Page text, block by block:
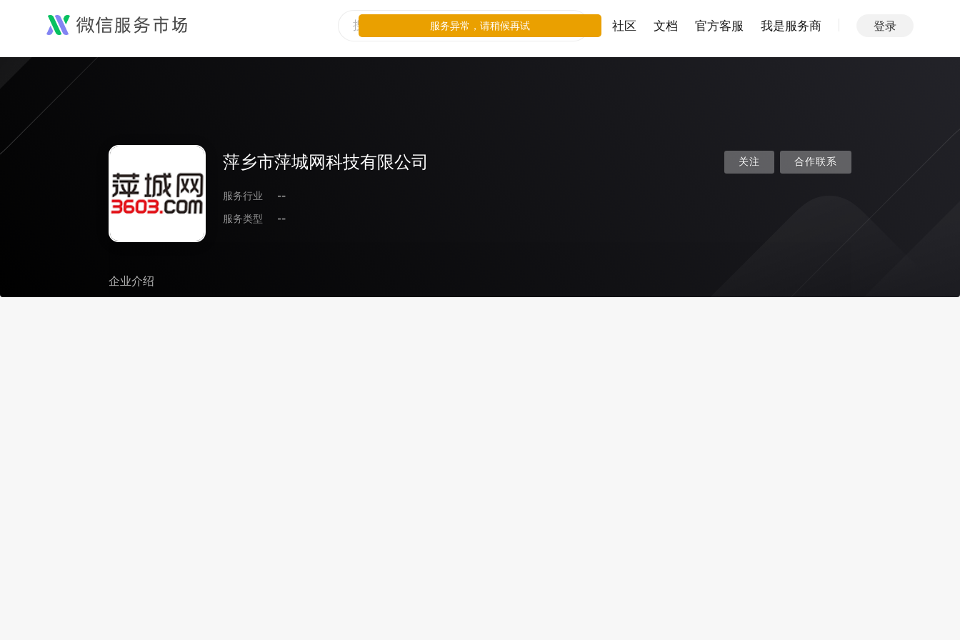
社区 文档 官方客服 我是服务商 登录
萍乡市萍城网科技有限公司
服务行业
--
服务类型
--
关注 合作联系
企业介绍
服务异常，请稍候再试